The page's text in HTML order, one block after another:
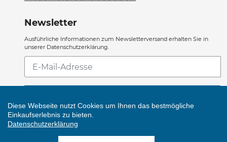
Newsletter
Ausführliche Informationen zum Newsletterversand erhalten Sie in
unserer Datenschutzerklärung.
Abonnieren
unsere
Diese Webseite nutzt Cookies um Ihnen das bestmögliche
Einkaufserlebnis zu bieten.
Datenschutzerklärung